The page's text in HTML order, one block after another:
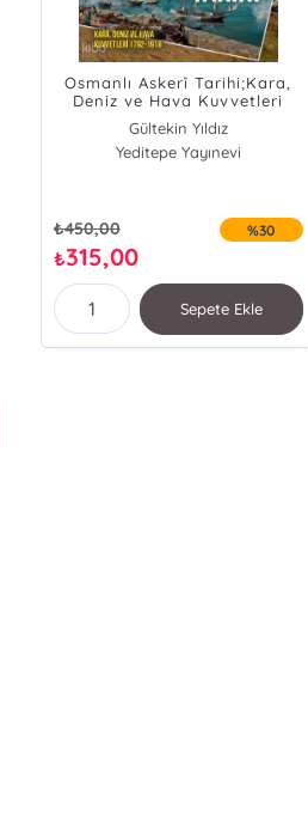
Osmanlı Askerî Tarihi;Kara,
Deniz ve Hava Kuvvetleri
1792-1918
Gültekin Yıldız
Mahir Aydın
İbrahim Köremezli
Serdal Soyluer
Fatih Tetik
Mustafa Yeni
Fatih Yeşil
Yeditepe Yayınevi
₺450,00
₺315,00
%30
Sepete Ekle